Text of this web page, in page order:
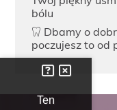
bólu
Dbamy o
poczujesz to od
Ten